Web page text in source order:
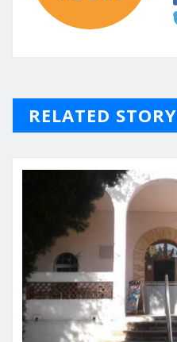
RELATED STORY